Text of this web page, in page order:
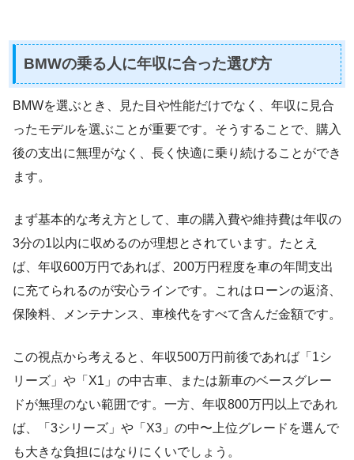
BMWの乗る人に年収に合った選び方
BMWを選ぶとき、見た目や性能だけでなく、年収に見合
ったモデルを選ぶことが重要です。そうすることで、購入
後の支出に無理がなく、長く快適に乗り続けることができ
ます。
まず基本的な考え方として、車の購入費や維持費は年収の
3分の1以内に収めるのが理想とされています。たとえ
ば、年収600万円であれば、200万円程度を車の年間支出
に充てられるのが安心ラインです。これはローンの返済、
保険料、メンテナンス、車検代をすべて含んだ金額です。
この視点から考えると、年収500万円前後であれば「1シ
リーズ」や「X1」の中古車、または新車のベースグレー
ドが無理のない範囲です。一方、年収800万円以上であれ
ば、「3シリーズ」や「X3」の中〜上位グレードを選んで
も大きな負担にはなりにくいでしょう。